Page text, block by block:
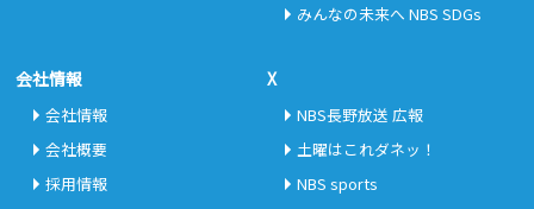
みんなの未来へ NBS SDGs
会社情報
会社情報
会社概要
採用情報
X
NBS長野放送 広報
土曜はこれダネッ！
NBS sports